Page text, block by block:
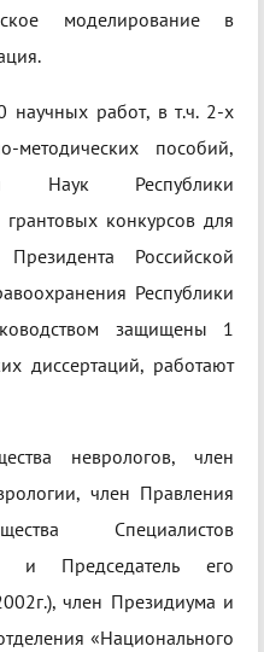
моделирование в
научных работ, в т.ч. 2-х
пособий,
Наук Республики
конкурсов для
Российской
Республики
защищены 1
диссертаций, работают
неврологов, член
член Правления
Специалистов
и Председатель его
член Президиума и
«Национального